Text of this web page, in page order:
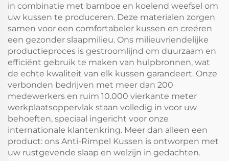
in combinatie met bamboe en koelend weefsel om
uw kussen te produceren. Deze materialen zorgen
samen voor een comfortabeler kussen en creëren
een gezonder slaapmilieu. Ons milieuvriendelijke
productieproces is gestroomlijnd om duurzaam en
efficiënt gebruik te maken van hulpbronnen, wat
de echte kwaliteit van elk kussen garandeert. Onze
verbonden bedrijven met meer dan 200
medewerkers en ruim 10.000 vierkante meter
werkplaatsoppervlak staan volledig in voor uw
behoeften, speciaal ingericht voor onze
internationale klantenkring. Meer dan alleen een
product: ons Anti-Rimpel Kussen is ontworpen met
uw rustgevende slaap en welzijn in gedachten.